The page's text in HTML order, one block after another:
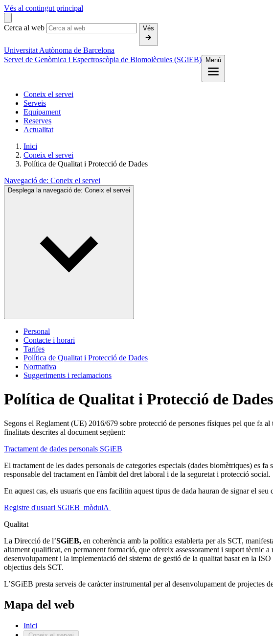
Vés al contingut principal
Cerca al web Vés
Universitat Autònoma de Barcelona
Servei de Genòmica i Espectroscòpia de Biomolècules (SGiEB)
Menú
Coneix el servei
Serveis
Equipament
Reserves
Actualitat
Inici
Coneix el servei
Política de Qualitat i Protecció de Dades
Navegació de: Coneix el servei
Desplega la navegació de: Coneix el servei
Personal
Contacte i horari
Tarifes
Política de Qualitat i Protecció de Dades
Normativa
Suggeriments i reclamacions
Política de Qualitat i Protecció de Dades
Segons el Reglament (UE) 2016/679 sobre protecció de persones físiques pel que fa
finalitats descrites al document següent:
Tractament de dades personals SGiEB
El tractament de les dades personals de categories especials (dades biomètriques) es
responsable del tractament en l'àmbit del dret laboral i de la seguretat i protecció social.
En aquest cas, els usuaris que ens facilitin aquest tipus de dada hauran de signar el
Registre d'usuari SGiEB_mòdulA
Qualitat
La Direcció de l’SGiEB, en coherència amb la política establerta per als SCT,
altament qualificat, en permanent formació, que ofereix assessorament i suport tècnic
desenvolupament i la implementació del sistema de gestió de la qualitat basat en la
objectius dels SCT.
L’SGiEB presta serveis de caràcter instrumental per al desenvolupament de
Mapa del web
Inici